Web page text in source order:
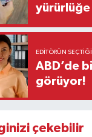
EDITÖRÜN SEÇTIĞI
ABD’de
görüyor!
çekebilir